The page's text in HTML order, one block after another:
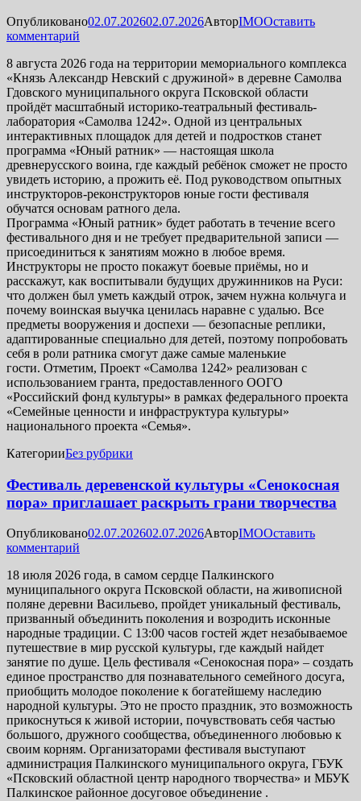
Опубликовано02.07.202602.07.2026АвторIMOОставить
комментарий
8 августа 2026 года на территории мемориального комплекса
«Князь Александр Невский с дружиной» в деревне Самолва
Гдовского муниципального округа Псковской области
пройдёт масштабный историко-театральный фестиваль-
лаборатория «Самолва 1242». Одной из центральных
интерактивных площадок для детей и подростков станет
программа «Юный ратник» — настоящая школа
древнерусского воина, где каждый ребёнок сможет не просто
увидеть историю, а прожить её. Под руководством опытных
инструкторов-реконструкторов юные гости фестиваля
обучатся основам ратного дела.
Программа «Юный ратник» будет работать в течение всего
фестивального дня и не требует предварительной записи —
присоединиться к занятиям можно в любое время.
Инструкторы не просто покажут боевые приёмы, но и
расскажут, как воспитывали будущих дружинников на Руси:
что должен был уметь каждый отрок, зачем нужна кольчуга и
почему воинская выучка ценилась наравне с удалью. Все
предметы вооружения и доспехи — безопасные реплики,
адаптированные специально для детей, поэтому попробовать
себя в роли ратника смогут даже самые маленькие
гости. Отметим, Проект «Самолва 1242» реализован с
использованием гранта, предоставленного ООГО
«Российский фонд культуры» в рамках федерального проекта
«Семейные ценности и инфраструктура культуры»
национального проекта «Семья».
КатегорииБез рубрики
Фестиваль деревенской культуры «Сенокосная
пора» приглашает раскрыть грани творчества
Опубликовано02.07.202602.07.2026АвторIMOОставить
комментарий
18 июля 2026 года, в самом сердце Палкинского
муниципального округа Псковской области, на живописной
поляне деревни Васильево, пройдет уникальный фестиваль,
призванный объединить поколения и возродить исконные
народные традиции. С 13:00 часов гостей ждет незабываемое
путешествие в мир русской культуры, где каждый найдет
занятие по душе. Цель фестиваля «Сенокосная пора» – создать
единое пространство для познавательного семейного досуга,
приобщить молодое поколение к богатейшему наследию
народной культуры. Это не просто праздник, это возможность
прикоснуться к живой истории, почувствовать себя частью
большого, дружного сообщества, объединенного любовью к
своим корням. Организаторами фестиваля выступают
администрация Палкинского муниципального округа, ГБУК
«Псковский областной центр народного творчества» и МБУК
Палкинское районное досуговое объединение .